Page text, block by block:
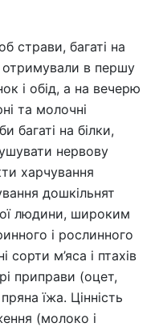
страви, багаті на
отримували в першу
і обід, а на вечерю
та молочні
багаті на білки,
нервову
харчування
дошкільнят
людини, широким
і рослинного
м’яса і птахів
приправи (оцет,
їжа. Цінність
(молоко і